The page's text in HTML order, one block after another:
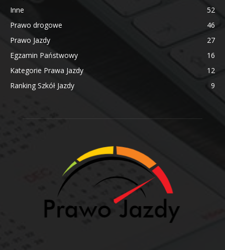
Inne
52
Prawo drogowe
46
Prawo Jazdy
27
Egzamin Państwowy
16
Kategorie Prawa Jazdy
12
Ranking Szkół Jazdy
9